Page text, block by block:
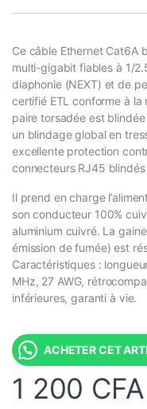
Ce câble Ethernet Cat6A
multi-gigabit fiables à 1/
diaphonie (NEXT) et de
certifié ETL conforme à
paire torsadée est
un blindage global en
excellente protection
connecteurs RJ45
Il prend en charge
son conducteur 100%
aluminium cuivré. La
émission de fumée) est
Caractéristiques :
MHz, 27 AWG,
inférieures, garanti à vie.
ACHETER CET
1 200 CFA